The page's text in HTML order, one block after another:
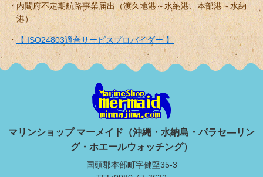
内閣府不定期航路事業届出（渡久地港～水納港、本部港～水納
港）
【 ISO24803適合サービスプロバイダー 】
マリンショップ マーメイド（沖縄・水納島・パラセ―リン
グ・ホエールウォッチング）
国頭郡本部町字健堅35-3